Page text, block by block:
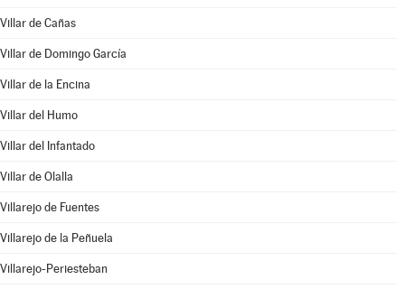
Villar de Cañas
Villar de Domingo García
Villar de la Encina
Villar del Humo
Villar del Infantado
Villar de Olalla
Villarejo de Fuentes
Villarejo de la Peñuela
Villarejo-Periesteban